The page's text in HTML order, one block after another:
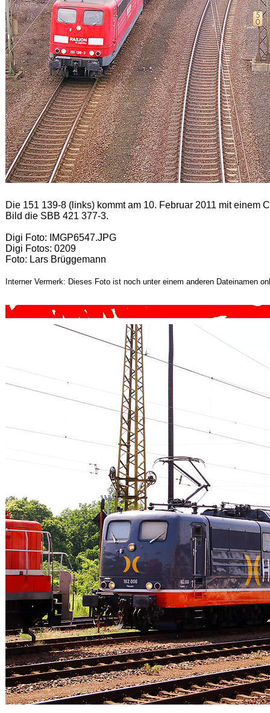
Die 151 139-8 (links) kommt am 10. Februar 2011 mit einem
Bild die SBB 421 377-3.
Digi Foto: IMGP6547.JPG
Digi Fotos: 0209
Foto: Lars Brüggemann
Interner Vermerk: Dieses Foto ist noch unter einem anderen Dateinamen